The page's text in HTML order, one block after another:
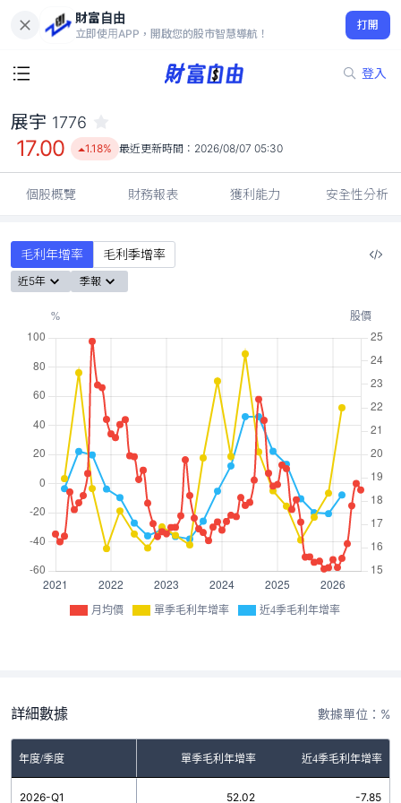
財富自由
立即使用APP，開啟您的股市智慧導航！
打開
登入
17.00
1.18%
展宇 1776
17.00 1.18% 最近更新時間： 2026/08/07 05:30
個股概覽 財務報表 獲利能力 安全性分析
毛利年增率 毛利季增率
近5年 季報
月均價 單季毛利年增率 近4季毛利年增率
詳細數據 數據單位：%
年度/季度 單季毛利年增率 近4季毛利年增率
2026-Q1 52.02 -7.85